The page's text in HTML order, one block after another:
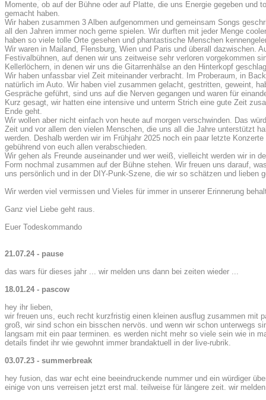
Momente, ob auf der Bühne oder auf Platte, die uns Energie gegeben und
gemacht haben.
Wir haben zusammen 3 Alben aufgenommen und gemeinsam Songs
all den Jahren immer noch gerne spielen. Wir durften mit jeder Menge
haben so viele tolle Orte gesehen und phantastische Menschen
Wir waren in Mailand, Flensburg, Wien und Paris und überall dazwischen.
Festivalbühnen, auf denen wir uns zeitweise sehr verloren vorgekommen
Kellerlöchern, in denen wir uns die Gitarrenhälse an den Hinterkopf
Wir haben unfassbar viel Zeit miteinander verbracht. Im Proberaum, in
natürlich im Auto. Wir haben viel zusammen gelacht, gestritten, geweint,
Gespräche geführt, sind uns auf die Nerven gegangen und waren für
Kurz gesagt, wir hatten eine intensive und unterm Strich eine gute Zeit
Ende geht.
Wir wollen aber nicht einfach von heute auf morgen verschwinden. Das
Zeit und vor allem den vielen Menschen, die uns all die Jahre unterstützt
werden. Deshalb werden wir im Frühjahr 2025 noch ein paar letzte
gebührend von euch allen verabschieden.
Wir gehen als Freunde auseinander und wer weiß, vielleicht werden wir in
Form nochmal zusammen auf der Bühne stehen. Wir freuen uns darauf,
uns persönlich und in der DIY-Punk-Szene, die wir so schätzen und lieben
Wir werden viel vermissen und Vieles für immer in unserer Erinnerung
Ganz viel Liebe geht raus.
Euer Todeskommando
21.07.24 - pause
das wars für dieses jahr ... wir melden uns dann bei zeiten wieder ...
18.01.24 - pascow
hey ihr lieben,
wir freuen uns, euch recht kurzfristig einen kleinen ausflug zusammen mit
groß, wir sind schon ein bisschen nervös. und wenn wir schon unterwegs
langsam mit ein paar terminen. es werden nicht mehr so viele sein wie in
details findet ihr wie gewohnt immer brandaktuell in der live-rubrik.
03.07.23 - summerbreak
hey fusion, das war echt eine beeindruckende nummer und ein würdiger
einige von uns verreisen jetzt erst mal. teilweise für längere zeit. wir